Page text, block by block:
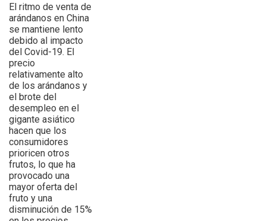
El ritmo de venta de
arándanos en China
se mantiene lento
debido al impacto
del Covid-19. El
precio
relativamente alto
de los arándanos y
el brote del
desempleo en el
gigante asiático
hacen que los
consumidores
prioricen otros
frutos, lo que ha
provocado una
mayor oferta del
fruto y una
disminución de 15%